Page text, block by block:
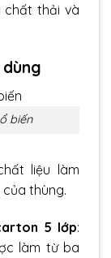
chất thải và
biến
liệu làm
thùng.
5 lớp:
làm từ ba